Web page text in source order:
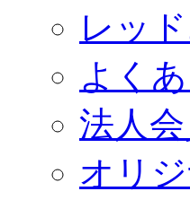
レッ
よく
法人
オリ